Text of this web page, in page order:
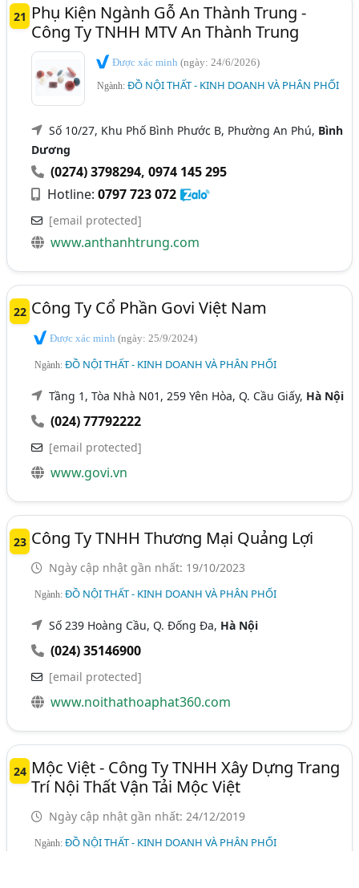
21 Phụ Kiện Ngành Gỗ An Thành Trung -
Công Ty TNHH MTV An Thành Trung
Được xác minh(ngày: 24/6/2026)
Ngành:ĐỒ NỘI THẤT - KINH DOANH VÀ PHÂN PHỐI
Số 10/27, Khu Phố Bình Phước B, Phường An Phú, Bình
Dương
(0274) 3798294,0974 145 295
Hotline:0797 723 072
[email protected]
www.anthanhtrung.com
22 Công Ty Cổ Phần Govi Việt Nam
Được xác minh(ngày: 25/9/2024)
Ngành:ĐỒ NỘI THẤT - KINH DOANH VÀ PHÂN PHỐI
Tầng 1, Tòa Nhà N01, 259 Yên Hòa, Q. Cầu Giấy, Hà Nội
(024) 77792222
[email protected]
www.govi.vn
23 Công Ty TNHH Thương Mại Quảng Lợi
Ngày cập nhật gần nhất: 19/10/2023
Ngành:ĐỒ NỘI THẤT - KINH DOANH VÀ PHÂN PHỐI
Số 239 Hoàng Cầu, Q. Đống Đa, Hà Nội
(024) 35146900
[email protected]
www.noithathoaphat360.com
24 Mộc Việt - Công Ty TNHH Xây Dựng Trang
Trí Nội Thất Vận Tải Mộc Việt
Ngày cập nhật gần nhất: 24/12/2019
Ngành:ĐỒ NỘI THẤT - KINH DOANH VÀ PHÂN PHỐI